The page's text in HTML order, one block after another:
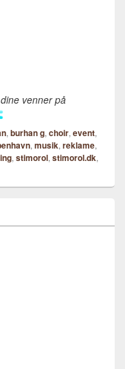
venner på
, burhan g, choir, event,
, musik, reklame,
, stimorol, stimorol.dk,